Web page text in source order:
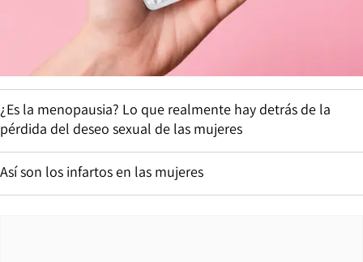
¿Es la menopausia? Lo que realmente hay detrás de la
pérdida del deseo sexual de las mujeres
Así son los infartos en las mujeres